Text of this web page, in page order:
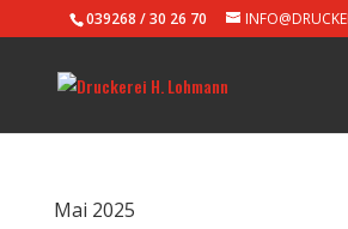
039268 / 30 26 70
Mai 2025